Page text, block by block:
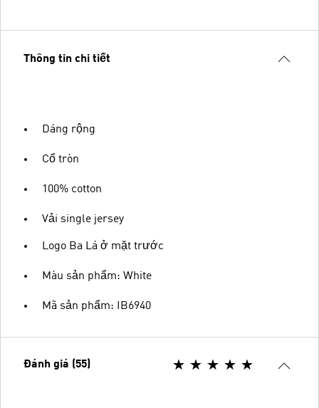
Thông tin chi tiết
Dáng rộng
Cổ tròn
100% cotton
Vải single jersey
Logo Ba Lá ở mặt trước
Màu sản phẩm: White
Mã sản phẩm: IB6940
Đánh giá (55)